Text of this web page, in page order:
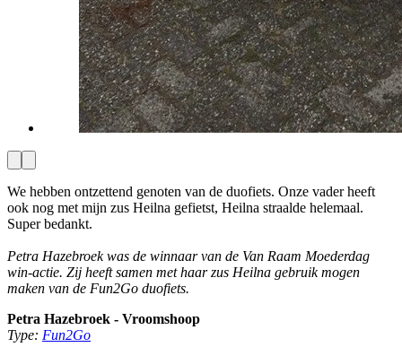
We hebben ontzettend genoten van de duofiets. Onze vader heeft
ook nog met mijn zus Heilna gefietst, Heilna straalde helemaal.
Super bedankt.
Petra Hazebroek was de winnaar van de Van Raam Moederdag
win-actie. Zij heeft samen met haar zus Heilna gebruik mogen
maken van de Fun2Go duofiets.
Petra Hazebroek - Vroomshoop
Type: Fun2Go